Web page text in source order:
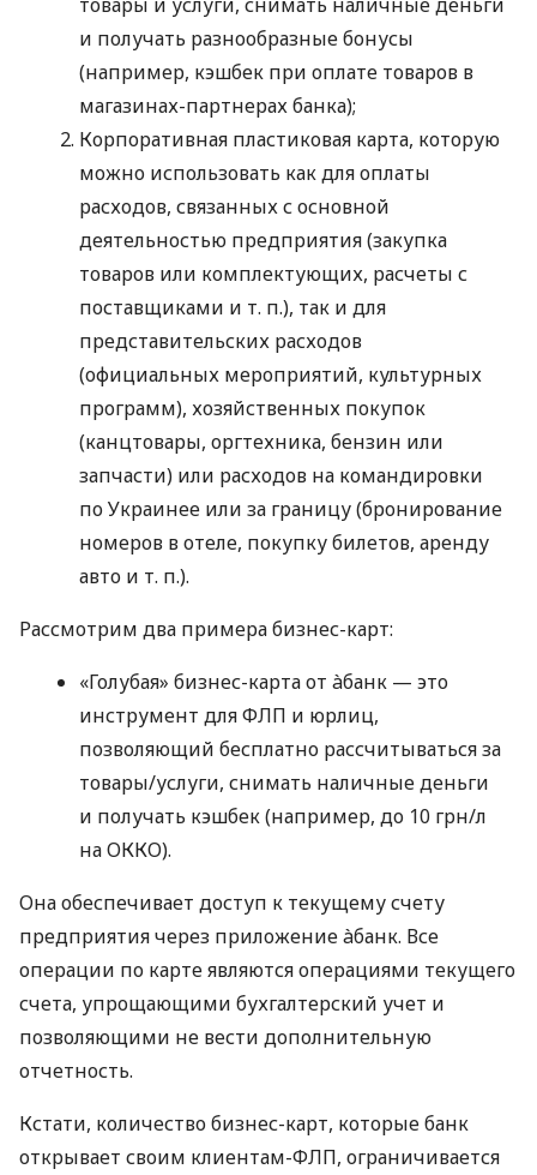
и получать разнообразные бонусы
(например, кэшбек при оплате товаров в
магазинах-партнерах банка);
Корпоративная пластиковая карта, которую
можно использовать как для оплаты
расходов, связанных с основной
деятельностью предприятия (закупка
товаров или комплектующих, расчеты с
поставщиками и т. п.), так и для
представительских расходов
(официальных мероприятий, культурных
программ), хозяйственных покупок
(канцтовары, оргтехника, бензин или
запчасти) или расходов на командировки
по Украинее или за границу (бронирование
номеров в отеле, покупку билетов, аренду
авто и т. п.).
Рассмотрим два примера бизнес-карт:
«Голубая» бизнес-карта от àбанк — это
инструмент для ФЛП и юрлиц,
позволяющий бесплатно рассчитываться за
товары/услуги, снимать наличные деньги
и получать кэшбек (например, до 10 грн/л
на ОККО).
Она обеспечивает доступ к текущему счету
предприятия через приложение àбанк. Все
операции по карте являются операциями текущего
счета, упрощающими бухгалтерский учет и
позволяющими не вести дополнительную
отчетность.
Кстати, количество бизнес-карт, которые банк
открывает своим клиентам-ФЛП, ограничивается